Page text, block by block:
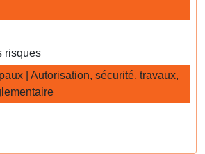
risques
| Autorisation, sécurité, travaux,